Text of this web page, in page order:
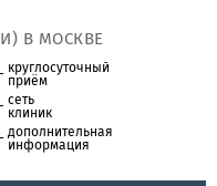
В МОСКВЕ
круглосуточный
приём
сеть
клиник
дополнительная
информация